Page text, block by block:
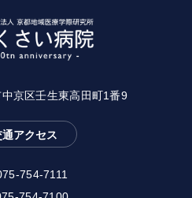
京区壬生東高田町1番9
通アクセス
754-7111